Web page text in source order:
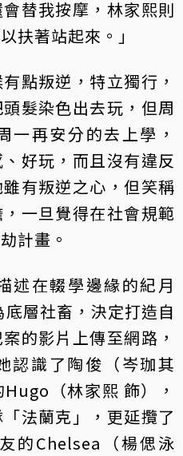
替我按摩，林家熙則
扶著站起來。」
點叛逆，特立獨行，
髮染色出去玩，但周
一再安分的去上學，
、好玩，而且沒有違反
有叛逆之心，但笑稱
一旦覺得在社會規範
計畫。
述在輟學邊緣的紀月
底層社畜，決定打造自
的影片上傳至網路，
認識了陶俊（岑珈其
（林家熙 飾），
法蘭克」，更延攬了
的Chelsea（楊偲泳